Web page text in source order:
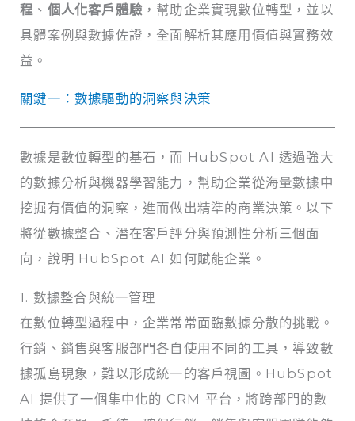
程 、 個人化客戶體驗 ，幫助企業實現數位轉型，並以
具體案例與數據佐證，全面解析其應用價值與實務效
益。
關鍵一：數據驅動的洞察與決策
數據是數位轉型的基石，而 HubSpot AI 透過強大
的數據分析與機器學習能力，幫助企業從海量數據中
挖掘有價值的洞察，進而做出精準的商業決策。以下
將從數據整合、潛在客戶評分與預測性分析三個面
向，說明 HubSpot AI 如何賦能企業。
1. 數據整合與統一管理
在數位轉型過程中，企業常常面臨數據分散的挑戰。
行銷、銷售與客服部門各自使用不同的工具，導致數
據孤島現象，難以形成統一的客戶視圖。HubSpot
AI 提供了一個集中化的 CRM 平台，將跨部門的數